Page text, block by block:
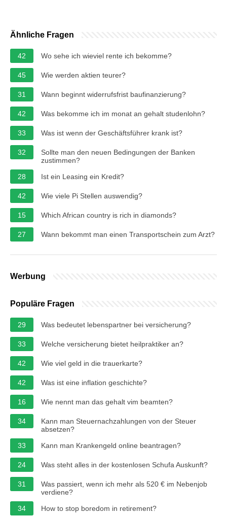
Ähnliche Fragen
42 Wo sehe ich wieviel rente ich bekomme?
45 Wie werden aktien teurer?
31 Wann beginnt widerrufsfrist baufinanzierung?
42 Was bekomme ich im monat an gehalt studenlohn?
33 Was ist wenn der Geschäftsführer krank ist?
32
Sollte man den neuen Bedingungen der Banken
zustimmen?
28
Ist ein Leasing ein Kredit?
42 Wie viele Pi Stellen auswendig?
15 Which African country is rich in diamonds?
27 Wann bekommt man einen Transportschein zum Arzt?
Werbung
Populäre Fragen
29 Was bedeutet lebenspartner bei versicherung?
33 Welche versicherung bietet heilpraktiker an?
42 Wie viel geld in die trauerkarte?
42 Was ist eine inflation geschichte?
16 Wie nennt man das gehalt vim beamten?
34
Kann man Steuernachzahlungen von der Steuer
absetzen?
33
Kann man Krankengeld online beantragen?
24 Was steht alles in der kostenlosen Schufa Auskunft?
31
Was passiert, wenn ich mehr als 520 € im Nebenjob
verdiene?
34
How to stop boredom in retirement?